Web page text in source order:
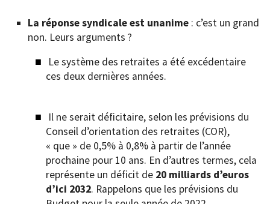
La réponse syndicale est unanime : c’est un grand
non. Leurs arguments ?
Le système des retraites a été excédentaire
ces deux dernières années.
Il ne serait déficitaire, selon les prévisions du
Conseil d’orientation des retraites (COR),
« que » de 0,5% à 0,8% à partir de l’année
prochaine pour 10 ans. En d’autres termes, cela
représente un déficit de 20 milliards d’euros
d’ici 2032. Rappelons que les prévisions du